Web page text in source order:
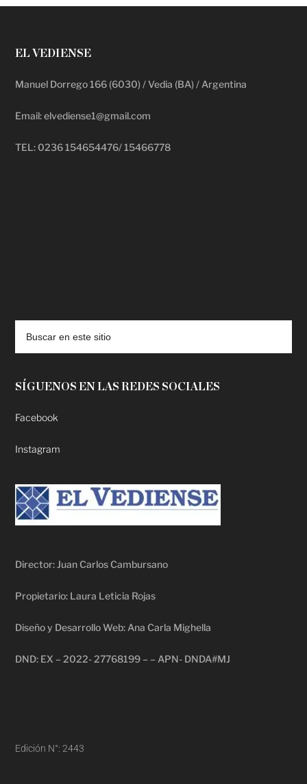
EL VEDIENSE
Manuel Dorrego 166 (6030) / Vedia (BA) / Argentina
Email: elvediense1@gmail.com
TEL: 0236 154654476/ 15466778
SÍGUENOS EN LAS REDES SOCIALES
Facebook
Instagram
Director: Juan Carlos Cambursano
Propietario: Laura Leticia Rojas
Diseño y Desarrollo Web: Ana Carla Mighella
DND: EX – 2022- 27768199 – – APN- DNDA#MJ
Edición N°: 2443